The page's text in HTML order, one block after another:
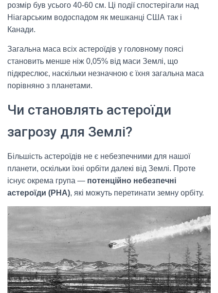
розмір був усього 40-60 см. Ці події спостерігали над
Ніагарським водоспадом як мешканці США так і
Канади.
Загальна маса всіх астероїдів у головному поясі
становить менше ніж 0,05% від маси Землі, що
підкреслює, наскільки незначною є їхня загальна маса
порівняно з планетами.
Чи становлять астероїди
загрозу для Землі?
Більшість астероїдів не є небезпечними для нашої
планети, оскільки їхні орбіти далекі від Землі. Проте
існує окрема група — потенційно небезпечні
астероїди (PHA), які можуть перетинати земну орбіту.